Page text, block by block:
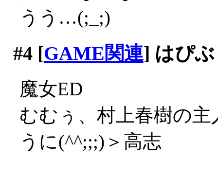
うう…(;_;)
#4[GAME関連] はぴ
魔女ED
むむぅ、村上春樹の
うに(^^;;;)＞高志